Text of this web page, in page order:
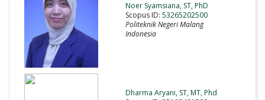
Noer Syamsiana, ST, PhD
Scopus ID: 53265202500
Politeknik Negeri Malang
Indonesia
Dharma Aryani, ST, MT, Phd